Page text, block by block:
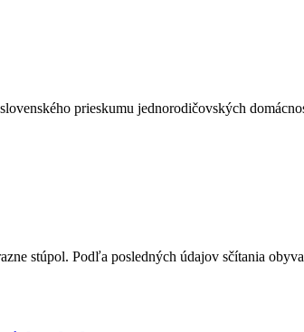
prieskumu jednorodičovských
stúpol. Podľa posledných údajov sčítania